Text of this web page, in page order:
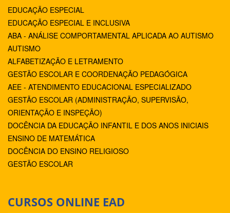
EDUCAÇÃO ESPECIAL
EDUCAÇÃO ESPECIAL E INCLUSIVA
ABA - ANÁLISE COMPORTAMENTAL APLICADA AO AUTISMO
AUTISMO
ALFABETIZAÇÃO E LETRAMENTO
GESTÃO ESCOLAR E COORDENAÇÃO PEDAGÓGICA
AEE - ATENDIMENTO EDUCACIONAL ESPECIALIZADO
GESTÃO ESCOLAR (ADMINISTRAÇÃO, SUPERVISÃO,
ORIENTAÇÃO E INSPEÇÃO)
DOCÊNCIA DA EDUCAÇÃO INFANTIL E DOS ANOS INICIAIS
ENSINO DE MATEMÁTICA
DOCÊNCIA DO ENSINO RELIGIOSO
GESTÃO ESCOLAR
CURSOS ONLINE EAD